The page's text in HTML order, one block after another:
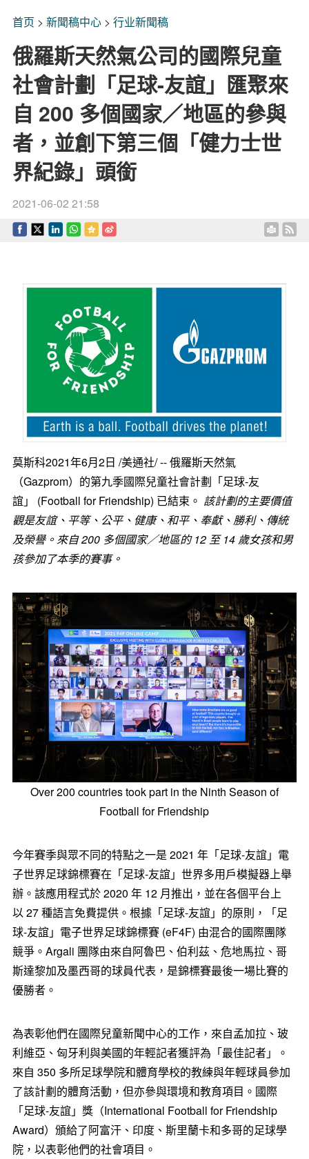
首页 > 新聞稿中心> 行业新聞稿
俄羅斯天然氣公司的國際兒童
社會計劃「足球-友誼」匯聚來
自 200 多個國家／地區的參與
者，並創下第三個「健力士世
界紀錄」頭銜
2021-06-02 21:58
莫斯科2021年6月2日 /美通社/ -- 俄羅斯天然氣
（Gazprom）的第九季國際兒童社會計劃「足球-友
誼」 (Football for Friendship) 已結束。 該計劃的主要價值
觀是友誼、平等、公平、健康、和平、奉獻、勝利、傳統
及榮譽。來自200 多個國家／地區的12 至14 歲女孩和男
孩參加了本季的賽事。
Over 200 countries took part in the Ninth Season of
Football for Friendship
今年賽季與眾不同的特點之一是 2021 年「足球-友誼」電
子世界足球錦標賽在「足球-友誼」世界多用戶模擬器上舉
辦。該應用程式於 2020 年 12 月推出，並在各個平台上
以 27 種語言免費提供。根據「足球-友誼」的原則，「足
球-友誼」電子世界足球錦標賽 (eF4F) 由混合的國際團隊
競爭。Argali 團隊由來自阿魯巴、伯利茲、危地馬拉、哥
斯達黎加及墨西哥的球員代表，是錦標賽最後一場比賽的
優勝者。
為表彰他們在國際兒童新聞中心的工作，來自孟加拉、玻
利維亞、匈牙利與美國的年輕記者獲評為「最佳記者」。
來自 350 多所足球學院和體育學校的教練與年輕球員參加
了該計劃的體育活動，但亦參與環境和教育項目。國際
「足球-友誼」獎（International Football for Friendship
Award）頒給了阿富汗、印度、斯里蘭卡和多哥的足球學
院，以表彰他們的社會項目。